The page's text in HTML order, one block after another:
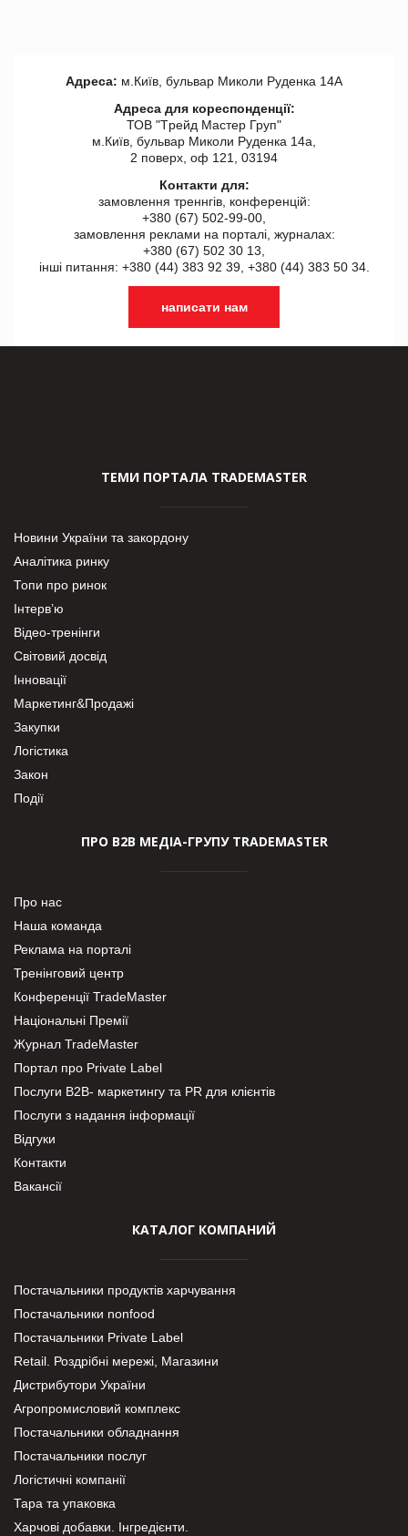
Адреса: м.Київ, бульвар Миколи Руденка 14А
Адреса для кореспонденції:
ТОВ "Tрейд Мастер Груп"
м.Київ, бульвар Миколи Руденка 14а,
2 поверх, оф 121, 03194
Контакти для:
замовлення треннгів, конференцій:
+380 (67) 502-99-00,
замовлення реклами на порталі, журналах:
+380 (67) 502 30 13,
інші питання: +380 (44) 383 92 39, +380 (44) 383 50 34.
написати нам
ТЕМИ ПОРТАЛА TRADEMASTER
Новини України та закордону
Аналітика ринку
Топи про ринок
Інтерв’ю
Відео-тренінги
Світовий досвід
Інновації
Маркетинг&Продажі
Закупки
Логістика
Закон
Події
ПРО В2В МЕДІА-ГРУПУ TRADEMASTER
Про нас
Наша команда
Реклама на порталі
Тренінговий центр
Конференції TradeMaster
Національні Премії
Журнал TradeMaster
Портал про Private Label
Послуги В2В- маркетингу та PR для клієнтів
Послуги з надання інформації
Відгуки
Контакти
Вакансії
КАТАЛОГ КОМПАНИЙ
Постачальники продуктів харчування
Постачальники nonfood
Постачальники Private Label
Retail. Роздрібні мережі, Магазини
Дистрибутори України
Агропромисловий комплекс
Постачальники обладнання
Постачальники послуг
Логістичні компанії
Тара та упаковка
Харчові добавки. Інгредієнти.